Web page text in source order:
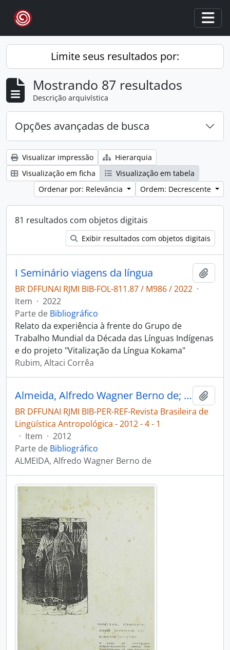
Skip to main content
Limite seus resultados por:
Mostrando 87 resultados
Descrição arquivística
Opções avançadas de busca
Visualizar impressão
Hierarquia
Visualização em ficha
Visualização em tabela
Ordenar por: Relevância
Ordem: Decrescente
81 resultados com objetos digitais
Exibir resultados com objetos digitais
I Seminário viagens da língua
BR DFFUNAI RJMI BIB-FOL-811.87 / M986 / 2022 ·
Item · 2022
Parte de Bibliográfico
Relato da experiência à frente do Grupo de
Trabalho Mundial da Década das Línguas Indígenas
e do projeto "Vitalização da Língua Kokama"
Rubim, Altaci Corrêa
Almeida, Alfredo Wagner Berno de; Rubim, Altaci Corrêa. Kokama: a reconquista da língua e as novas fronteiras políticas [Revista Brasileira de Lingüística Antropológica]
BR DFFUNAI RJMI BIB-PER-REF-Revista Brasileira de
Lingüística Antropológica - 2012 - 4 - 1
· Item · 2012
Parte de Bibliográfico
ALMEIDA, Alfredo Wagner Berno de